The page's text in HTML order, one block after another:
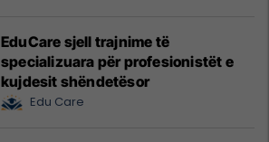
EduCare sjell trajnime të
specializuara për profesionistët e
kujdesit shëndetësor
Edu Care